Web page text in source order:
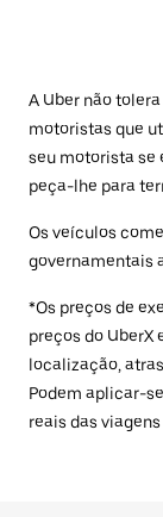
A Uber não
motoristas que
seu motorista se
peça-lhe para
Os veículos
governamentais
*Os preços de
preços do UberX
localização,
Podem aplicar-
reais das